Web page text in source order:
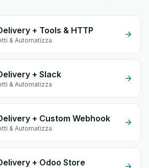
+ Tools & HTTP
& Automatizza
+ Slack
& Automatizza
+ Custom Webhook
& Automatizza
+ Odoo Store